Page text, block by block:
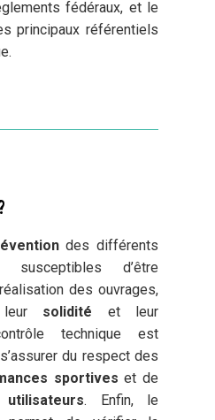
fédéraux, et le
principaux référentiels
des différents
susceptibles d’être
des ouvrages,
solidité et leur
technique est
du respect des
sportives et de
. Enfin, le